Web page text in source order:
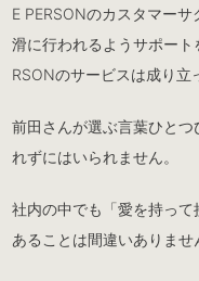
E PERSONのカスタマー
滑に行われるようサポー
RSONのサービスは成り立
前田さんが選ぶ言葉ひと
れずにはいられません。
社内の中でも「愛を持っ
あることは間違いありませ